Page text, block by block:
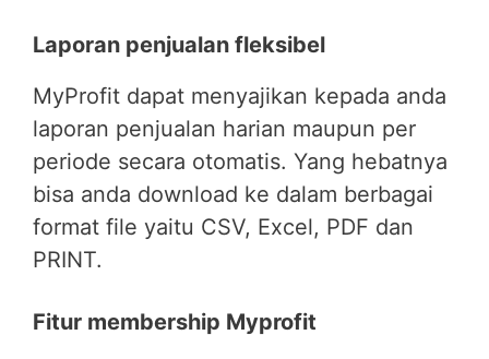
Laporan penjualan fleksibel
MyProfit dapat menyajikan kepada anda
laporan penjualan harian maupun per
periode secara otomatis. Yang hebatnya
bisa anda download ke dalam berbagai
format file yaitu CSV, Excel, PDF dan
PRINT.
Fitur membership Myprofit